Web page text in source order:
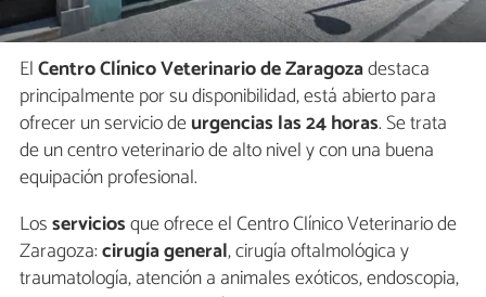
ElCentro Clínico Veterinario de Zaragozadestaca
principalmente por su disponibilidad, está abierto para
ofrecer un servicio deurgencias las 24 horas. Se trata
de un centro veterinario de alto nivel y con una buena
equipación profesional.
Losserviciosque ofrece el Centro Clínico Veterinario de
Zaragoza:cirugía general, cirugía oftalmológica y
traumatología, atención a animales exóticos, endoscopia,